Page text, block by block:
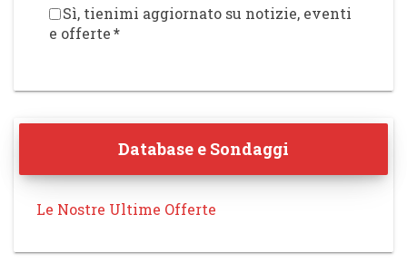
Sì, tienimi aggiornato su notizie, eventi
e offerte*
Database e Sondaggi
Le Nostre Ultime Offerte